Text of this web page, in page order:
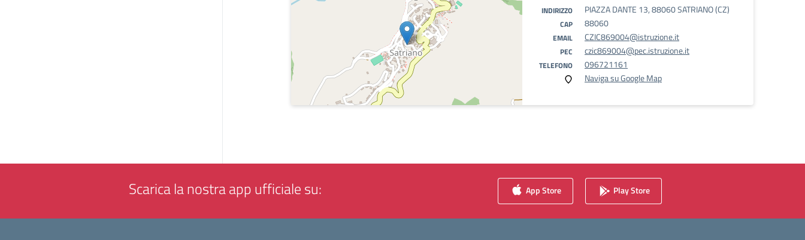
INDIRIZZO PIAZZA DANTE 13, 88060 SATRIANO (CZ)
CAP 88060
EMAIL CZIC869004@istruzione.it
PEC czic869004@pec.istruzione.it
TELEFONO
096721161
Naviga su Google Map
Scarica la nostra app ufficiale su: App Store Play Store